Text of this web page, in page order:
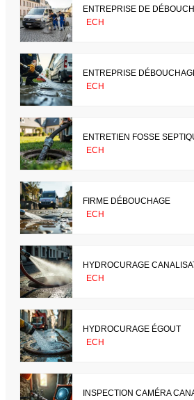
ENTREPRISE DE
ECH
ENTREPRISE
ECH
ENTRETIEN FOSSE
ECH
FIRME DÉBOUCHAGE
ECH
HYDROCURAGE
ECH
HYDROCURAGE ÉGOUT
ECH
INSPECTION CAMÉRA